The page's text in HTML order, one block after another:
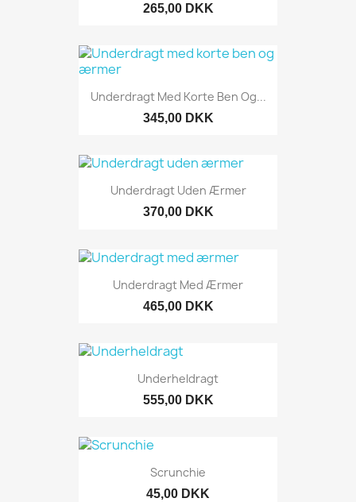
265,00 DKK
Underdragt Med Korte Ben Og...
345,00 DKK
Underdragt Uden Ærmer
370,00 DKK
Underdragt Med Ærmer
465,00 DKK
Underheldragt
555,00 DKK
Scrunchie
45,00 DKK